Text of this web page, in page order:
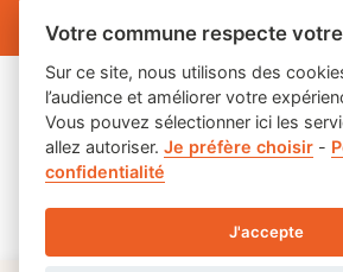
Les labels
Votre commune respecte
Sur ce site, nous utilisons des
l’audience et améliorer votre
Vous pouvez sélectionner ici les
allez autoriser.Je préfère choisir -
confidentialité
J'accepte